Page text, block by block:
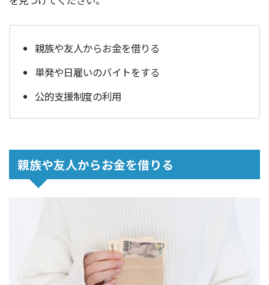
親族や友人からお金を借りる
単発や日雇いのバイトをする
公的支援制度の利用
親族や友人からお金を借りる